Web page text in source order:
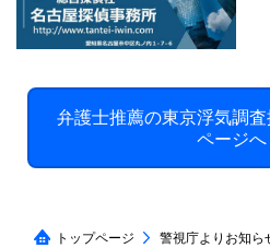
弁護士推薦の東京浮気調
ページへ
トップページ 警視庁よりお知ら